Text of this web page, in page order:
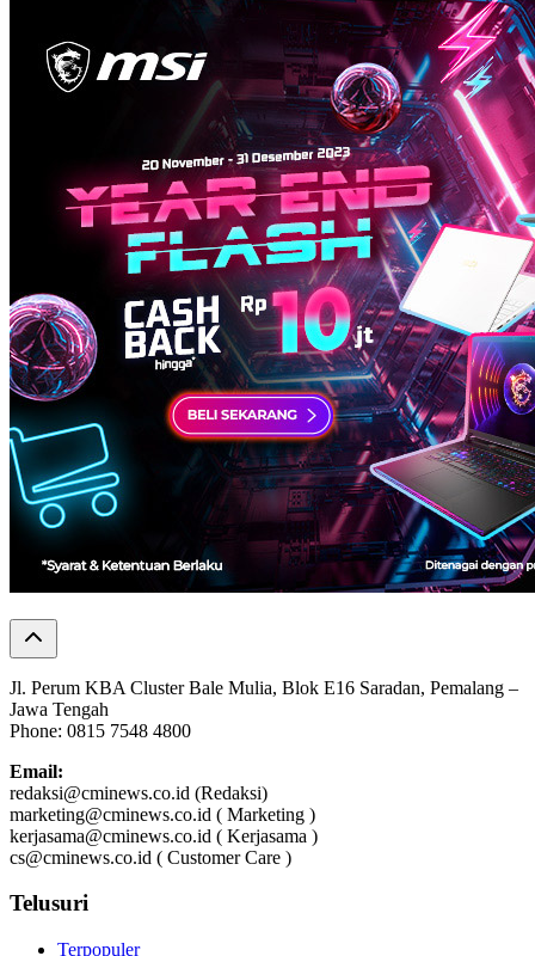
Jl. Perum KBA Cluster Bale Mulia, Blok E16 Saradan, Pemalang –
Jawa Tengah
Phone: 0815 7548 4800
Email:
redaksi@cminews.co.id (Redaksi)
marketing@cminews.co.id ( Marketing )
kerjasama@cminews.co.id ( Kerjasama )
cs@cminews.co.id ( Customer Care )
Telusuri
Terpopuler